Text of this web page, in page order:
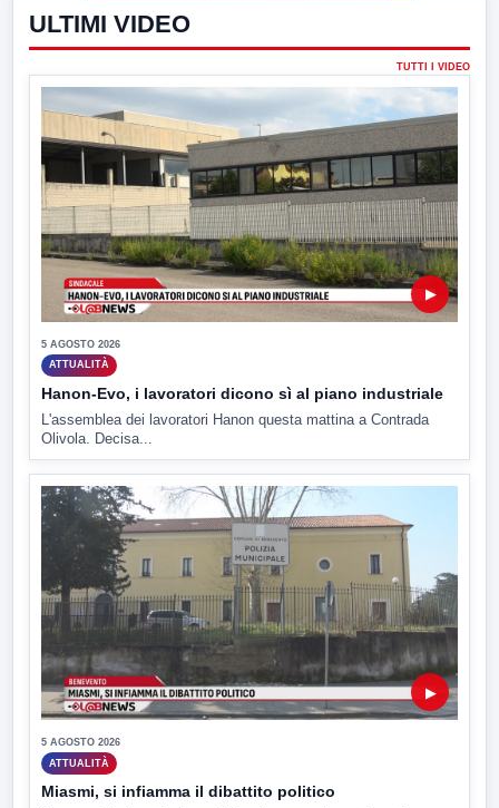
ULTIMI VIDEO
TUTTI I VIDEO
▶
5 AGOSTO 2026
ATTUALITÀ
Hanon-Evo, i lavoratori dicono sì al piano industriale
L'assemblea dei lavoratori Hanon questa mattina a Contrada
Olivola. Decisa...
▶
5 AGOSTO 2026
ATTUALITÀ
Miasmi, si infiamma il dibattito politico